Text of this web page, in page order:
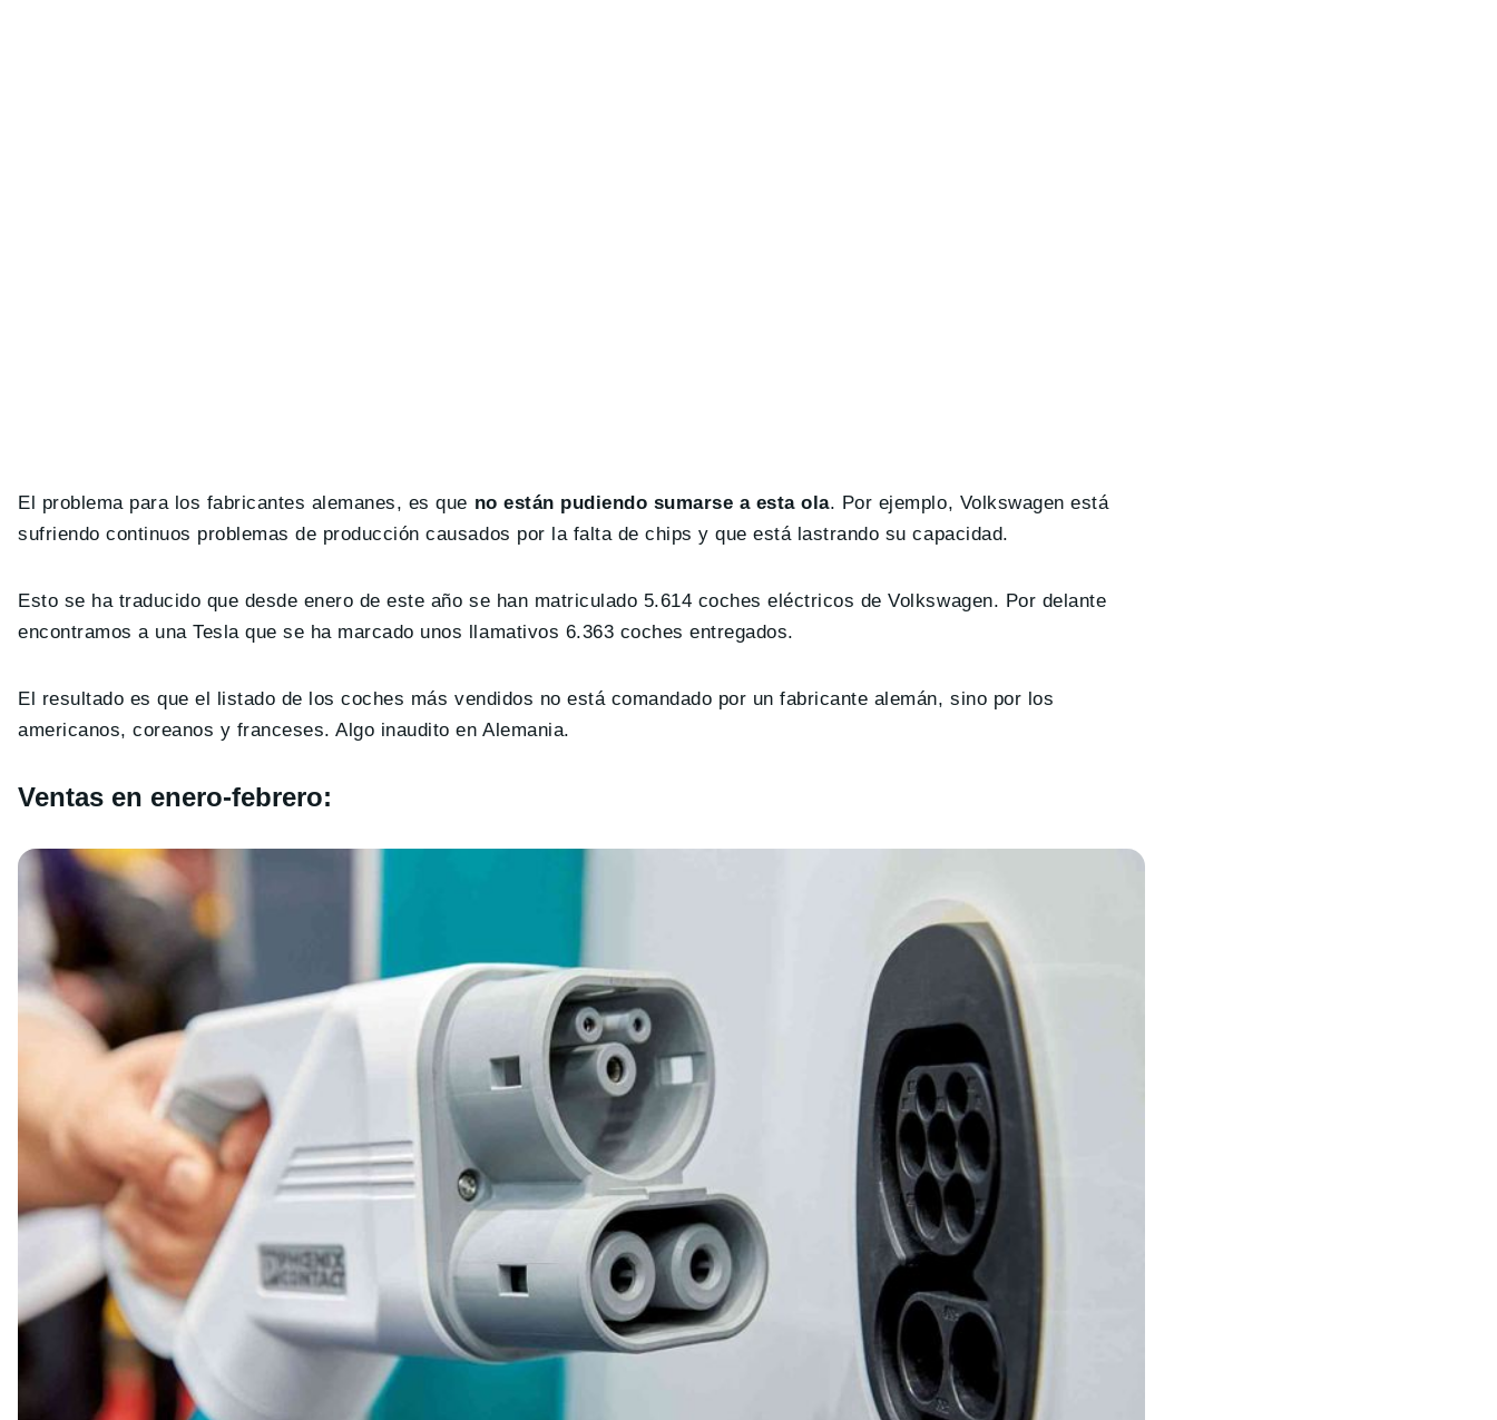
El problema para los fabricantes alemanes, es que no están pudiendo sumarse a esta ola. Por ejemplo, Volkswagen está
sufriendo continuos problemas de producción causados ​​por la falta de chips y que está lastrando su capacidad.
Esto se ha traducido que desde enero de este año se han matriculado 5.614 coches eléctricos de Volkswagen. Por delante
encontramos a una Tesla que se ha marcado unos llamativos 6.363 coches entregados.
El resultado es que el listado de los coches más vendidos no está comandado por un fabricante alemán, sino por los
americanos, coreanos y franceses. Algo inaudito en Alemania.
Ventas en enero-febrero: